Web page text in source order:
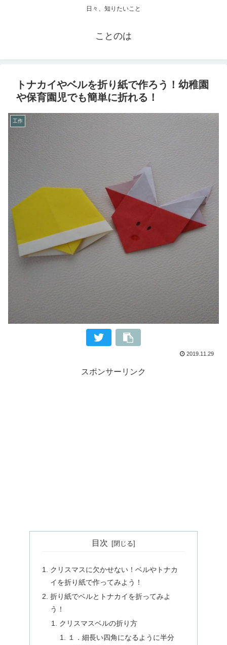
日々、知りたいこと
ことのは
トナカイやベルを折り紙で作ろう！幼稚園
や保育園児でも簡単に折れる！
工作
2019.11.29
スポンサーリンク
目次
クリスマスに欠かせない！ベルやトナカ
イを折り紙で作ってみよう！
折り紙でベルとトナカイを折ってみよ
う！
クリスマスベルの折り方
１．細長い四角になるように半分